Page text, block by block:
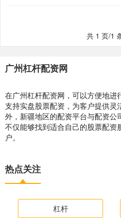
共 1 页/1
广州杠杆配资网
在广州杠杆配资网，可以方便地进
支持实盘股票配资，为客户提供灵
外，新疆地区的配资平台与配资公
不仅能够找到适合自己的股票配
户。
热点关注
杠杆